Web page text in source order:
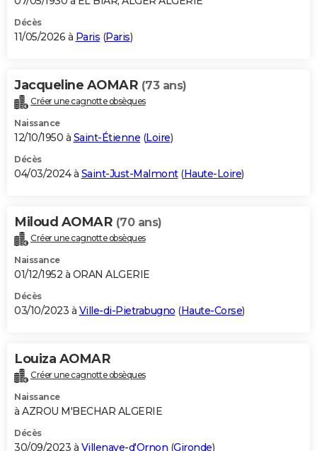
GUIDES D'ACHAT
BONS PLANS
Carte de Noël
Carte Bonne année
Carte Saint-Valentin
Carte Pâques
Carte d'anniversaire
DICTIONNAIRE
Dictionnaire
Biographies
Citations
Expressions
Proverbes
PROGRAMME TV
S'inscrire
Se connecter
Lycées
Collèges
Primaires
Universités
Entreprises
Service militaire
Avis de recherche
AVIS DE DÉCÈS
Bricolage
Lifestyle
Culture
Sport
Auto
Television
Voyage
Cinema
Décès
11/05/2026 à Paris (Paris)
Jacqueline AOMAR (73 ans)
Créer une cagnotte obsèques
Naissance
12/10/1950 à Saint-Étienne (Loire)
Décès
04/03/2024 à Saint-Just-Malmont(Haute-Loire)
Miloud AOMAR (70 ans)
Créer une cagnotte obsèques
Naissance
01/12/1952 à ORAN ALGERIE
Décès
03/10/2023 à Ville-di-Pietrabugno (Haute-Corse)
Louiza AOMAR
Créer une cagnotte obsèques
Naissance
à AZROU M'BECHAR ALGERIE
Décès
30/09/2023 à Villenave-d'Ornon (Gironde)